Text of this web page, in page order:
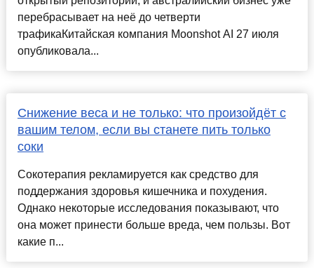
перебрасывает на неё до четверти
трафикаКитайская компания Moonshot AI 27 июля
опубликовала...
Снижение веса и не только: что произойдёт с
вашим телом, если вы станете пить только
соки
Сокотерапия рекламируется как средство для
поддержания здоровья кишечника и похудения.
Однако некоторые исследования показывают, что
она может принести больше вреда, чем пользы. Вот
какие п...